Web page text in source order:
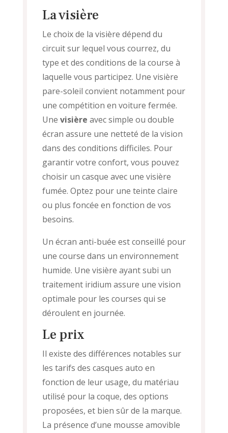
La visière
Le choix de la visière dépend du
circuit sur lequel vous courrez, du
type et des conditions de la course à
laquelle vous participez. Une visière
pare-soleil convient notamment pour
une compétition en voiture fermée.
Une visière avec simple ou double
écran assure une netteté de la vision
dans des conditions difficiles. Pour
garantir votre confort, vous pouvez
choisir un casque avec une visière
fumée. Optez pour une teinte claire
ou plus foncée en fonction de vos
besoins.
Un écran anti-buée est conseillé pour
une course dans un environnement
humide. Une visière ayant subi un
traitement iridium assure une vision
optimale pour les courses qui se
déroulent en journée.
Le prix
Il existe des différences notables sur
les tarifs des casques auto en
fonction de leur usage, du matériau
utilisé pour la coque, des options
proposées, et bien sûr de la marque.
La présence d’une mousse amovible